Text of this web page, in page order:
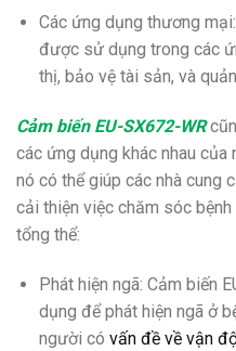
Các ứng dụng thương
được sử dụng trong các
thị, bảo vệ tài sản, và
Cảm biến EU-SX672-WR
các ứng dụng khác nhau
nó có thể giúp các nhà cung
cải thiện việc chăm sóc
tổng thể:
Phát hiện ngã: Cảm biến
dụng để phát hiện ngã ở
người có vấn đề về vận